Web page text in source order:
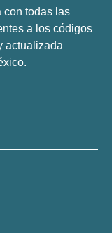
con todas las
a los códigos
actualizada
.